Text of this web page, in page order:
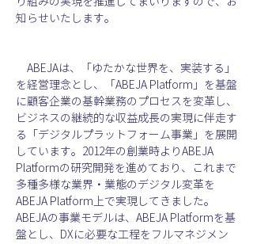
知らせいたします。
ABEJAは、「ゆたかな世界を、実装する」
を経営理念とし、「ABEJA Platform」を基盤
に顧客企業の基幹業務のプロセスを変革し、
ビジネスの継続的な収益成長の実現に伴走す
る「デジタルプラットフォーム事業」を展開
しています。2012年の創業時よりABEJA
Platformの研究開発を進めており、これまで
多種多様な業界・業態のデジタル変革を
ABEJA Platform上で実現してきました。
ABEJAの事業モデルは、ABEJA Platformを基
盤とし、DXに必要な工程をフルマネジメン